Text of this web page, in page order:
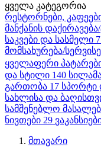
ყველა კატეგორია
რესტორნები,
მანქანის
საკვები და სასმელი 7
მომსახურება/
ყველაფერი
და სტილი 140
გართობა 17 სპორტი
სახლისა და
სამშენებლო
ნივთები 29
მთავარი